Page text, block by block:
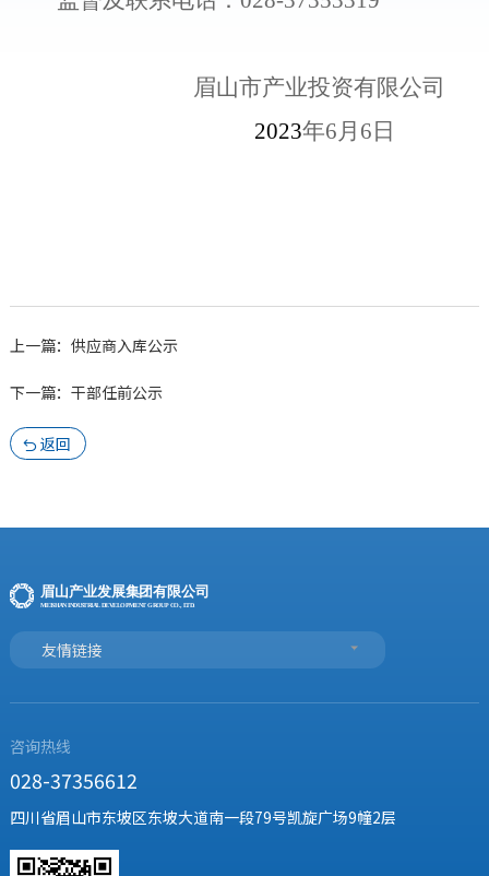
眉山市产业投资有限公司
2023年6月 6 日
上一篇：供应商入库公示
下一篇：干部任前公示
 返回
友情链接
咨询热线
028-37356612
四川省眉山市东坡区东坡大道南一段79号凯旋广场9幢2层